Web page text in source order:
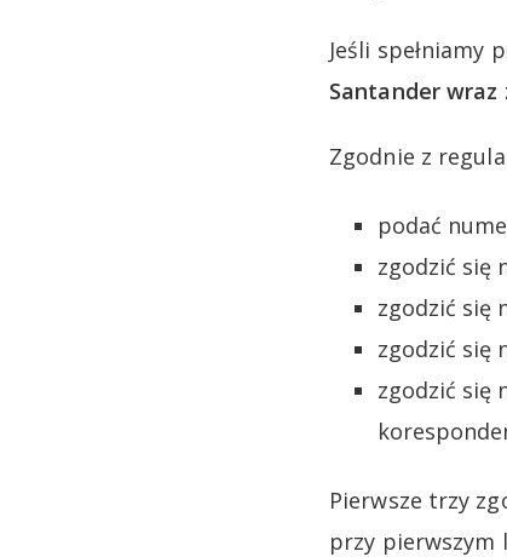
Jeśli spełniamy
Santander
Zgodnie z
podać
zgodzić się
zgodzić się
zgodzić się
zgodzić się
Pierwsze trzy
przy pierwszym